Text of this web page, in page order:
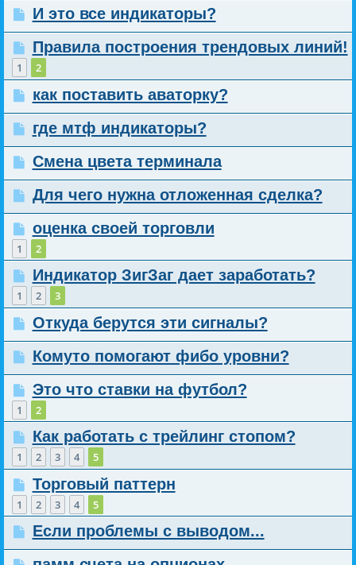
И это все индикаторы?
Правила построения трендовых линий!
1 2
как поставить аваторку?
где мтф индикаторы?
Смена цвета терминала
Для чего нужна отложенная сделка?
оценка своей торговли
1 2
Индикатор ЗигЗаг дает заработать?
1 2 3
Откуда берутся эти сигналы?
Комуто помогают фибо уровни?
Это что ставки на футбол?
1 2
Как работать с трейлинг стопом?
1 2 3 4 5
Торговый паттерн
1 2 3 4 5
Если проблемы с выводом...